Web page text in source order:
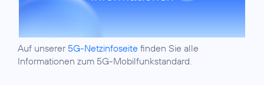
Auf unserer 5G-Netzinfoseite finden Sie alle
Informationen zum 5G-Mobilfunkstandard.